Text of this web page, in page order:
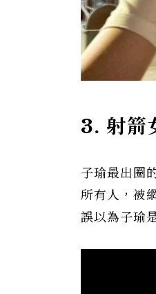
3. 射箭
子瑜最出圈
所有人，被
誤以為子瑜